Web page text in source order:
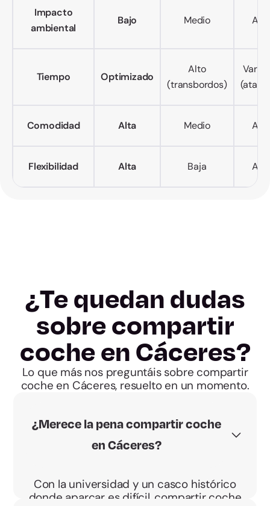
Impacto
ambiental
Bajo Medio Alto
Tiempo Optimizado
Alto
(transbordos)
Comodidad Alta Medio Alto
Flexibilidad Alta Baja Alta
¿Te quedan dudas
sobre compartir
coche en Cáceres?
Lo que más nos preguntáis sobre compartir
coche en Cáceres, resuelto en un momento.
¿Merece la pena compartir coche
en Cáceres?
Con la universidad y un casco histórico
donde aparcar es difícil, compartir coche